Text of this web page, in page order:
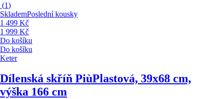
(1)
SklademPoslední kousky
1 499 Kč
1 999 Kč
Do košíku
Do košíku
Keter
Dílenská skříň PiùPlastová, 39x68 cm,
výška 166 cm